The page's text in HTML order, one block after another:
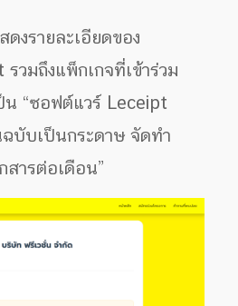
งรายละเอียดของ
วมถึงแพ็กเกจที่เข้าร่วม
น “ซอฟต์แวร์ Leceipt
บับเป็นกระดาษ จัดทำ
สารต่อเดือน”